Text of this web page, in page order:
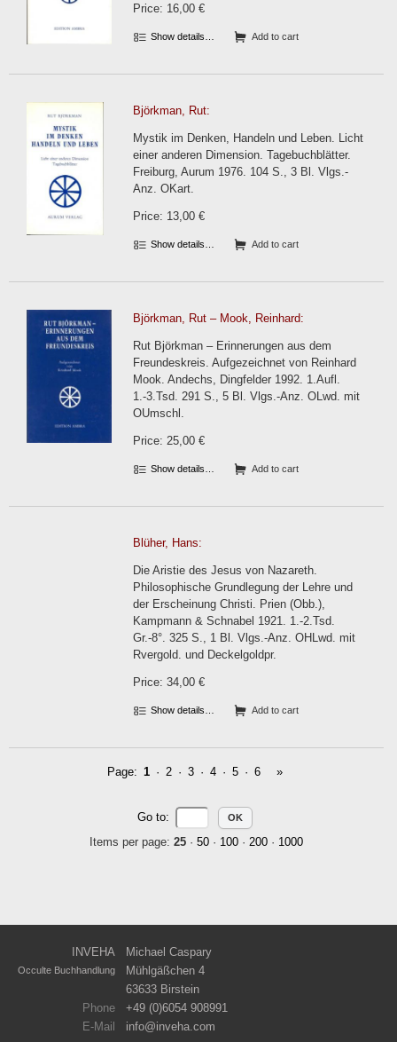
Price: 16,00 €
Show details… Add to cart
Björkman, Rut:
Mystik im Denken, Handeln und Leben. Licht
einer anderen Dimension. Tagebuchblätter.
Freiburg, Aurum 1976. 104 S., 3 Bl. Vlgs.-
Anz. OKart.
Price: 13,00 €
Show details… Add to cart
Björkman, Rut – Mook, Reinhard:
Rut Björkman – Erinnerungen aus dem
Freundeskreis. Aufgezeichnet von Reinhard
Mook. Andechs, Dingfelder 1992. 1.Aufl.
1.-3.Tsd. 291 S., 5 Bl. Vlgs.-Anz. OLwd. mit
OUmschl.
Price: 25,00 €
Show details… Add to cart
Blüher, Hans:
Die Aristie des Jesus von Nazareth.
Philosophische Grundlegung der Lehre und
der Erscheinung Christi. Prien (Obb.),
Kampmann & Schnabel 1921. 1.-2.Tsd.
Gr.-8°. 325 S., 1 Bl. Vlgs.-Anz. OHLwd. mit
Rvergold. und Deckelgoldpr.
Price: 34,00 €
Show details… Add to cart
Page: 1 · 2 · 3 · 4 · 5 · 6 »
Go to:
Items per page: 25 · 50 · 100 · 200 · 1000
INVEHA Michael Caspary
Occulte Buchhandlung
Mühlgäßchen 4
63633 Birstein
Phone
+49 (0)6054 908991
E-Mail
info inveha.com